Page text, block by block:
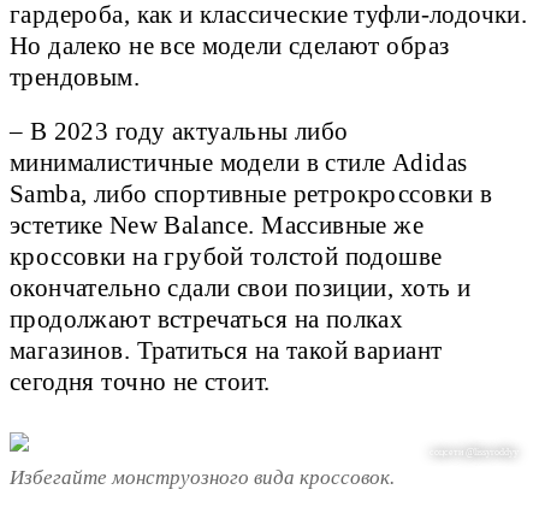
гардероба, как и классические туфли-лодочки.
Но далеко не все модели сделают образ
трендовым.
– В 2023 году актуальны либо
минималистичные модели в стиле Adidas
Samba, либо спортивные ретрокроссовки в
эстетике New Balance. Массивные же
кроссовки на грубой толстой подошве
окончательно сдали свои позиции, хоть и
продолжают встречаться на полках
магазинов. Тратиться на такой вариант
сегодня точно не стоит.
соцсети @lissyroddyy
Избегайте монструозного вида кроссовок.